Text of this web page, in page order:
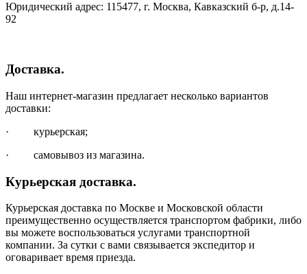
Юридический адрес: 115477, г. Москва, Кавказский б-р, д.14-
92
Доставка.
Наш интернет-магазин предлагает несколько вариантов
доставки:
· курьерская;
· самовывоз из магазина.
Курьерская доставка.
Курьерская доставка по Москве и Московской области
преимущественно осуществляется транспортом фабрики, либо
вы можете воспользоваться услугами транспортной
компании. За сутки с вами связывается экспедитор и
оговаривает время приезда.